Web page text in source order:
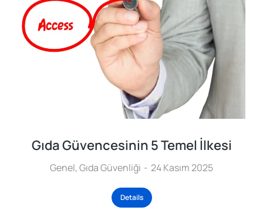
Gıda Güvencesinin 5 Temel İlkesi
Genel,Gıda Güvenliği 24 Kasım 2025
Details